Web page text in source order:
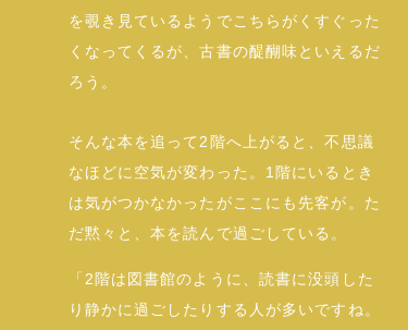
を覗き見ているようでこちらがくすぐった
くなってくるが、古書の醍醐味といえるだ
ろう。
そんな本を追って2階へ上がると、不思議
なほどに空気が変わった。1階にいるとき
は気がつかなかったがここにも先客が。た
だ黙々と、本を読んで過ごしている。
「2階は図書館のように、読書に没頭した
り静かに過ごしたりする人が多いですね。